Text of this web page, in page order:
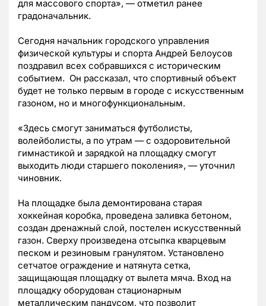
для массового спорта», — отметил ранее
градоначальник.
Сегодня начальник городского управления
физической культуры и спорта Андрей Белоусов
поздравил всех собравшихся с историческим
событием. Он рассказал, что спортивный объект
будет не только первым в городе с искусственным
газоном, но и многофункциональным.
«Здесь смогут заниматься футболисты,
волейболисты, а по утрам — с оздоровительной
гимнастикой и зарядкой на площадку смогут
выходить люди старшего поколения», — уточнил
чиновник.
На площадке была демонтирована старая
хоккейная коробка, проведена заливка бетоном,
создан дренажный слой, постелен искусственный
газон. Сверху произведена отсыпка кварцевым
песком и резиновым гранулятом. Установлено
сетчатое ограждение и натянута сетка,
защищающая площадку от вылета мяча. Вход на
площадку оборудован стационарным
металлическим пандусом, что позволит